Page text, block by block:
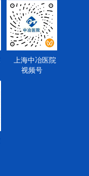
上海中冶医院
视频号